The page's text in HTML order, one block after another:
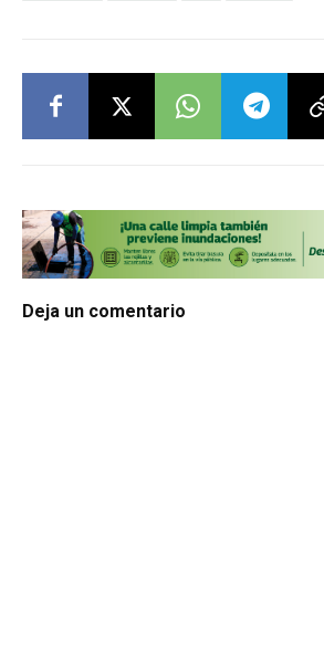
Deja un comentario